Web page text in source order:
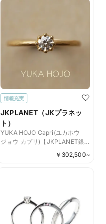
情報充実
JKPLANET（JKプラネッ
ト）
YUKA HOJO Capri(ユカホウ
ジョウ カプリ)【JKPLANET銀
座・表参道原宿・上野御徒町・
横浜元町・大宮・名古屋栄・大
￥ 302,500~